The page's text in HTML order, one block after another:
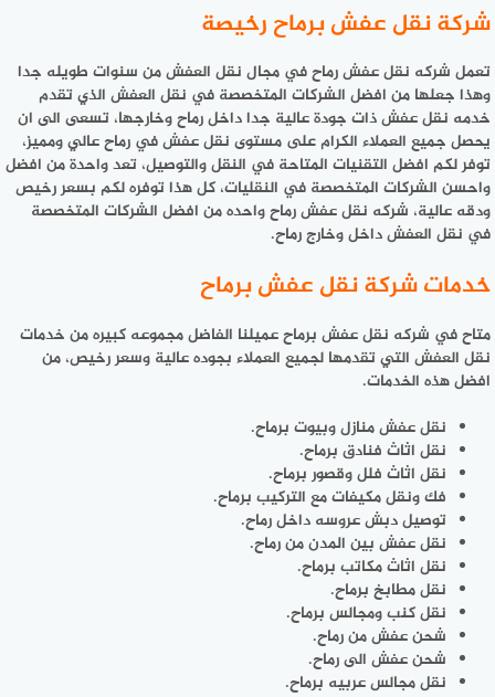
شركة نقل عفش برماح رخيصة
تعمل شركه نقل عفش رماح في مجال نقل العفش من سنوات طويله جدا
وهذا جعلها من افضل الشركات المتخصصة في نقل العفش الذي تقدم
خدمه نقل عفش ذات جودة عالية جدا داخل رماح وخارجها، تسعى الى ان
يحصل جميع العملاء الكرام على مستوى نقل عفش في رماح عالي ومميز،
توفر لكم افضل التقنيات المتاحة في النقل والتوصيل، تعد واحدة من افضل
واحسن الشركات المتخصصة في النقليات، كل هذا توفره لكم بسعر رخيص
ودقه عالية، شركه نقل عفش رماح واحده من افضل الشركات المتخصصة
في نقل العفش داخل وخارج رماح.
خدمات شركة نقل عفش برماح
متاح في شركه نقل عفش برماح عميلنا الفاضل مجموعه كبيره من خدمات
نقل العفش التي تقدمها لجميع العملاء بجوده عالية وسعر رخيص، من
افضل هذه الخدمات.
نقل عفش منازل وبيوت برماح.
نقل اثاث فنادق برماح.
نقل اثاث فلل وقصور برماح.
فك ونقل مكيفات مع التركيب برماح.
توصيل دبش عروسه داخل رماح.
نقل عفش بين المدن من رماح.
نقل اثاث مكاتب برماح.
نقل مطابخ برماح.
نقل كنب ومجالس برماح.
شحن عفش من رماح.
شحن عفش الى رماح.
نقل مجالس عربيه برماح.